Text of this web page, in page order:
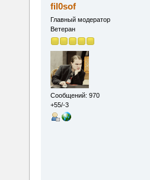
fil0sof
Главный модератор
Ветеран
Сообщений: 970
+55/-3